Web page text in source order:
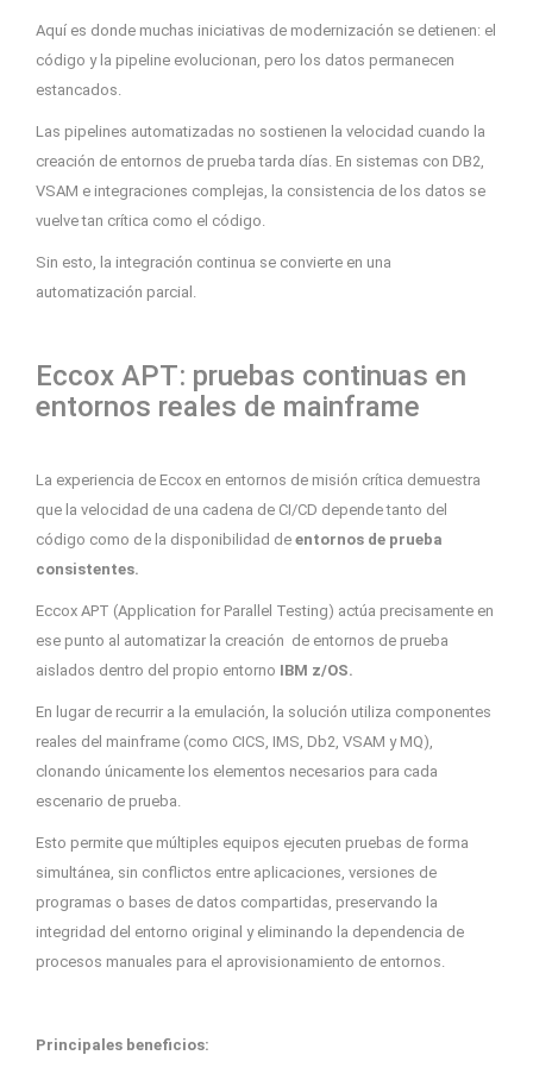
Aquí es donde muchas iniciativas de modernización se detienen: el
código y la pipeline evolucionan, pero los datos permanecen
estancados.
Las pipelines automatizadas no sostienen la velocidad cuando la
creación de entornos de prueba tarda días. En sistemas con DB2,
VSAM e integraciones complejas, la consistencia de los datos se
vuelve tan crítica como el código.
Sin esto, la integración continua se convierte en una
automatización parcial.
Eccox APT: pruebas continuas en
entornos reales de mainframe
La experiencia de Eccox en entornos de misión crítica demuestra
que la velocidad de una cadena de CI/CD depende tanto del
código como de la disponibilidad de entornos de prueba
consistentes.
Eccox APT (Application for Parallel Testing) actúa precisamente en
ese punto al automatizar la creación de entornos de prueba
aislados dentro del propio entorno IBM z/OS.
En lugar de recurrir a la emulación, la solución utiliza componentes
reales del mainframe (como CICS, IMS, Db2, VSAM y MQ),
clonando únicamente los elementos necesarios para cada
escenario de prueba.
Esto permite que múltiples equipos ejecuten pruebas de forma
simultánea, sin conflictos entre aplicaciones, versiones de
programas o bases de datos compartidas, preservando la
integridad del entorno original y eliminando la dependencia de
procesos manuales para el aprovisionamiento de entornos.
Principales beneficios: